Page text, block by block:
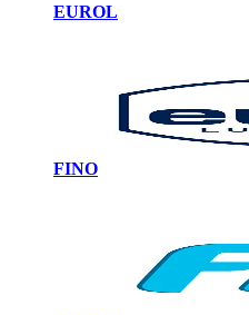
EUROL
FINO